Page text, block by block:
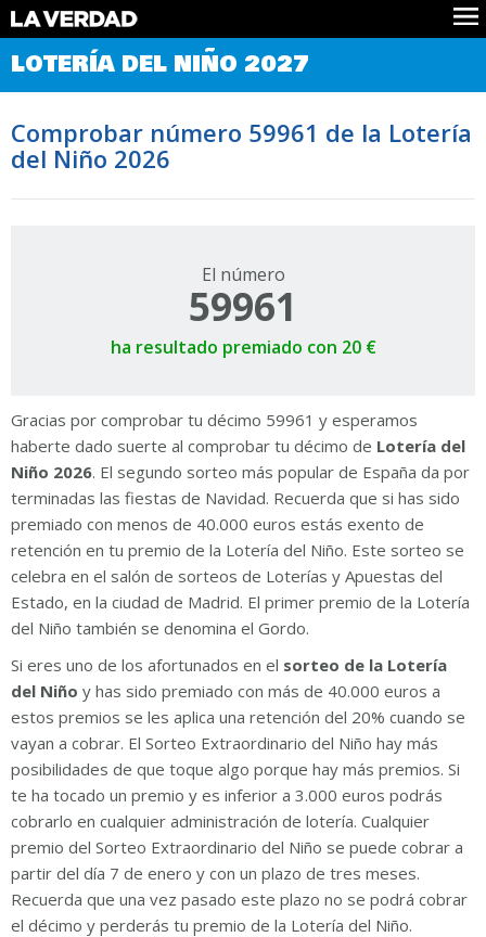
Comprobar Loteria del Niño
Premios
Noticias
Datos
Historia
LOTERÍA DEL NIÑO 2027
Comprobar número 59961 de la Lotería
del Niño 2026
El número
59961
ha resultado premiado con 20 €
Gracias por comprobar tu décimo 59961 y esperamos
haberte dado suerte al comprobar tu décimo de Lotería del
Niño 2026. El segundo sorteo más popular de España da por
terminadas las fiestas de Navidad. Recuerda que si has sido
premiado con menos de 40.000 euros estás exento de
retención en tu premio de la Lotería del Niño. Este sorteo se
celebra en el salón de sorteos de Loterías y Apuestas del
Estado, en la ciudad de Madrid. El primer premio de la Lotería
del Niño también se denomina el Gordo.
Si eres uno de los afortunados en el sorteo de la Lotería
del Niño y has sido premiado con más de 40.000 euros a
estos premios se les aplica una retención del 20% cuando se
vayan a cobrar. El Sorteo Extraordinario del Niño hay más
posibilidades de que toque algo porque hay más premios. Si
te ha tocado un premio y es inferior a 3.000 euros podrás
cobrarlo en cualquier administración de lotería. Cualquier
premio del Sorteo Extraordinario del Niño se puede cobrar a
partir del día 7 de enero y con un plazo de tres meses.
Recuerda que una vez pasado este plazo no se podrá cobrar
el décimo y perderás tu premio de la Lotería del Niño.